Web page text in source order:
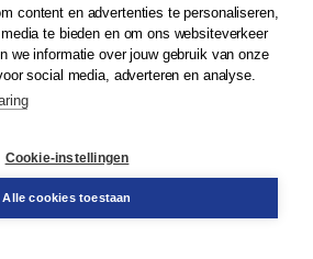
uitgevers
content en advertenties te personaliseren,
te bieden en om ons websiteverkeer
we informatie over jouw gebruik van onze
social media, adverteren en analyse.
Cookie-instellingen
Alle cookies toestaan